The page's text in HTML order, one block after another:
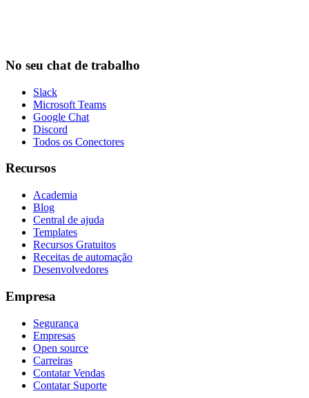
No seu chat de trabalho
Slack
Microsoft Teams
Google Chat
Discord
Todos os Conectores
Recursos
Academia
Blog
Central de ajuda
Templates
Recursos Gratuitos
Receitas de automação
Desenvolvedores
Empresa
Segurança
Empresas
Open source
Carreiras
Contatar Vendas
Contatar Suporte